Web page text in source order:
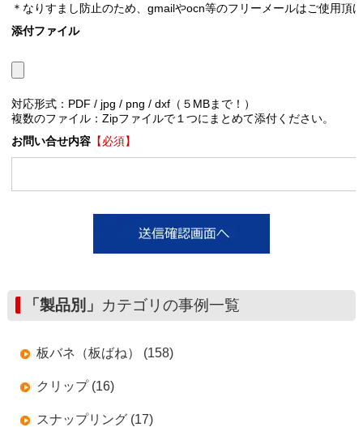
＊なりすまし防止のため、gmailやocn等のフリーメールはご使用頂
添付ファイル
対応形式：PDF / jpg / png / dxf（５MBまで！）
複数のファイル：Zipファイルで１つにまとめて添付ください。
お問い合せ内容【必須】
「製品別」 カテゴリの事例一覧
板バネ（板ばね） (158)
クリップ (16)
スナップリング (17)